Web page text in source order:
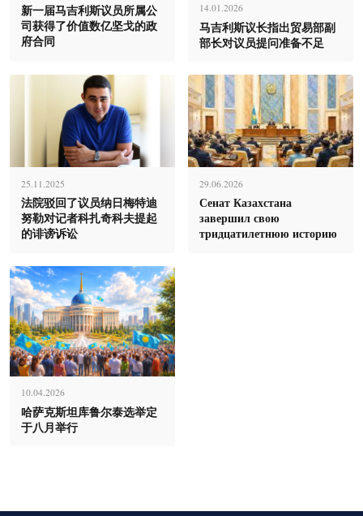
新一届马吉利斯议员所属公
司获得了价值数亿坚戈的政
府合同
14.01.2026
马吉利斯议长指出贸易部副
部长对议员提问准备不足
25.11.2025
法院驳回了议员纳日梅特迪
努勒对记者科扎奇科夫提起
的诽谤诉讼
29.06.2026
Сенат Казахстана
завершил свою
тридцатилетнюю историю
10.04.2026
哈萨克斯坦库鲁尔泰选举定
于八月举行